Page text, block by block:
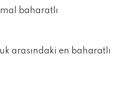
baharatlı
arasındaki en baharatlı